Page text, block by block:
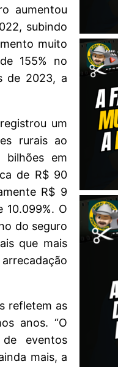
aumentou
subindo
muito
155% no
de 2023, a
um
rurais ao
bilhões em
de R$ 90
R$ 9
10.099%. O
do seguro
que mais
refletem as
anos. “O
eventos
mais, a